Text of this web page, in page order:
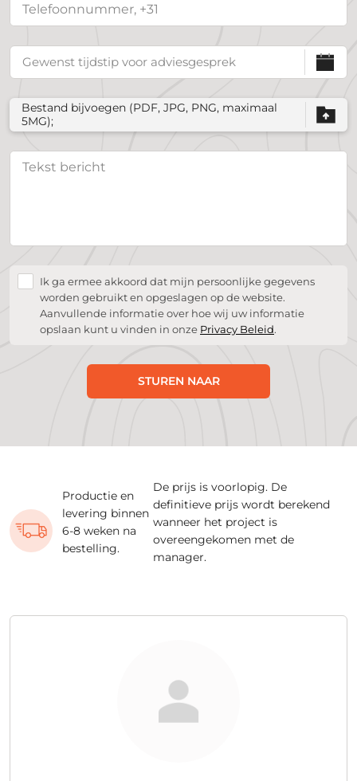
Bestand bijvoegen (PDF, JPG, PNG, maximaal
5MG);
Ik ga ermee akkoord dat mijn persoonlijke gegevens
worden gebruikt en opgeslagen op de website.
Aanvullende informatie over hoe wij uw informatie
opslaan kunt u vinden in onze Privacy Beleid.
STUREN NAAR
Productie en
levering binnen
6-8 weken na
bestelling.
De prijs is voorlopig. De
definitieve prijs wordt berekend
wanneer het project is
overeengekomen met de
manager.